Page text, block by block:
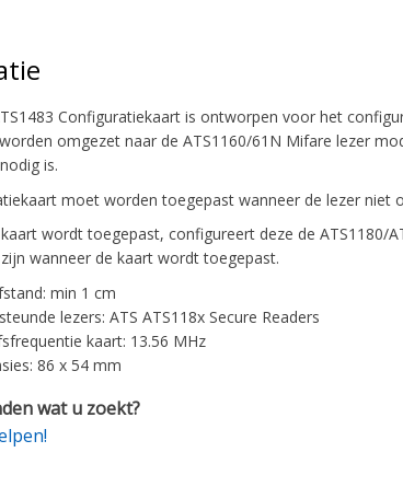
Configuratiekaart is ontworpen voor het
omgezet naar de ATS1160/61N Mifare lezer
is.
moet worden toegepast wanneer de lezer niet
wordt toegepast, configureert deze de ATS1180/
wanneer de kaart wordt toegepast.
min 1 cm
lezers: ATS ATS118x Secure Readers
kaart: 13.56 MHz
86 x 54 mm
wat u zoekt?